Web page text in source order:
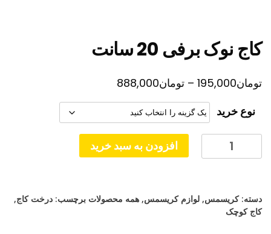
کاج نوک برفی 20 سانت
تومان195,000
– تومان888,000
قیمت:
تومان195,000
تومان888,000
نوع خرید
نوک
سانت
افزودن به سبد خرید
دسته:کریسمس, لوازم کریسمس, همه محصولات برچسب: درخت کاج,
کاج کوچک